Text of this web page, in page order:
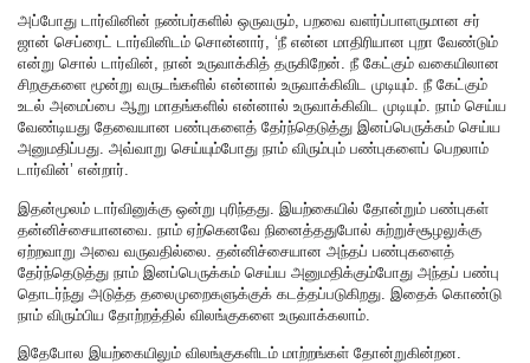
அப்போது டார்வினின் நண்பர்களில் ஒருவரும், பறவை வளர்ப்பாளருமான சர்
ஜான் செப்ரைட் டார்வினிடம் சொன்னார், ‘நீ என்ன மாதிரியான புறா வேண்டும்
என்று சொல் டார்வின், நான் உருவாக்கித் தருகிறேன். நீ கேட்கும் வகையிலான
சிறகுகளை மூன்று வருடங்களில் என்னால் உருவாக்கிவிட முடியும். நீ கேட்கும்
உடல் அமைப்பை ஆறு மாதங்களில் என்னால் உருவாக்கிவிட முடியும். நாம் செய்ய
வேண்டியது தேவையான பண்புகளைத் தேர்ந்தெடுத்து இனப்பெருக்கம் செய்ய
அனுமதிப்பது. அவ்வாறு செய்யும்போது நாம் விரும்பும் பண்புகளைப் பெறலாம்
டார்வின்’ என்றார்.
இதன்மூலம் டார்வினுக்கு ஒன்று புரிந்தது. இயற்கையில் தோன்றும் பண்புகள்
தன்னிச்சையானவை. நாம் ஏற்கெனவே நினைத்ததுபோல் சுற்றுச்சூழலுக்கு
ஏற்றவாறு அவை வருவதில்லை. தன்னிச்சையான அந்தப் பண்புகளைத்
தேர்ந்தெடுத்து நாம் இனப்பெருக்கம் செய்ய அனுமதிக்கும்போது அந்தப் பண்பு
தொடர்ந்து அடுத்த தலைமுறைகளுக்குக் கடத்தப்படுகிறது. இதைக் கொண்டு
நாம் விரும்பிய தோற்றத்தில் விலங்குகளை உருவாக்கலாம்.
இதேபோல இயற்கையிலும் விலங்குகளிடம் மாற்றங்கள் தோன்றுகின்றன.